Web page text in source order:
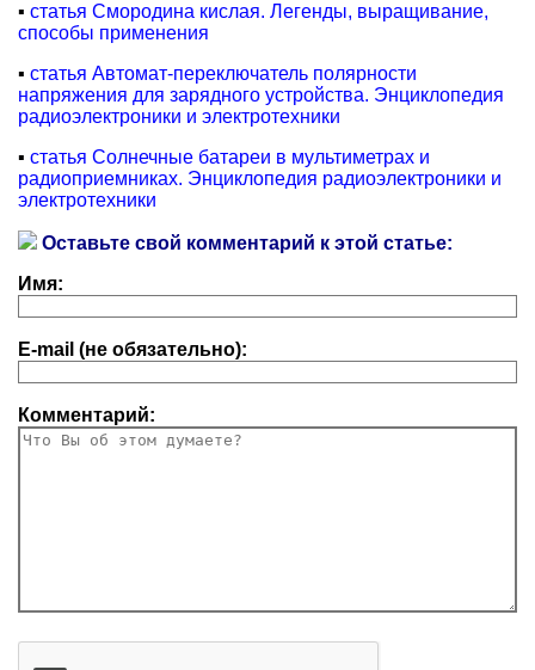
▪ статья Смородина кислая. Легенды, выращивание,
способы применения
▪ статья Автомат-переключатель полярности
напряжения для зарядного устройства. Энциклопедия
радиоэлектроники и электротехники
▪ статья Солнечные батареи в мультиметрах и
радиоприемниках. Энциклопедия радиоэлектроники и
электротехники
Оставьте свой комментарий к этой статье:
Имя:
E-mail (не обязательно):
Комментарий: